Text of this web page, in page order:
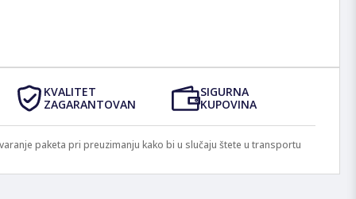
KVALITET
ZAGARANTOVAN
SIGURNA
KUPOVINA
paketa pri preuzimanju kako bi u slučaju štete u transportu